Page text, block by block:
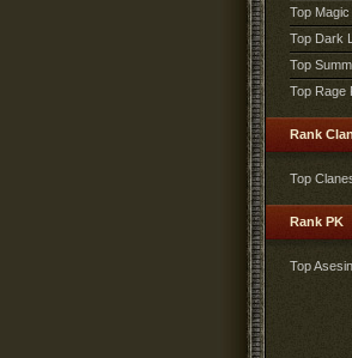
Top Magic
Top Dark
Top
Top Rage
Rank
Top
Rank PK
Top